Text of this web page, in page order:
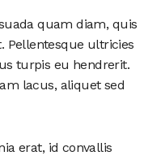
quam diam, quis
ultricies
turpis eu hendrerit.
lacus, aliquet sed
erat, id convallis